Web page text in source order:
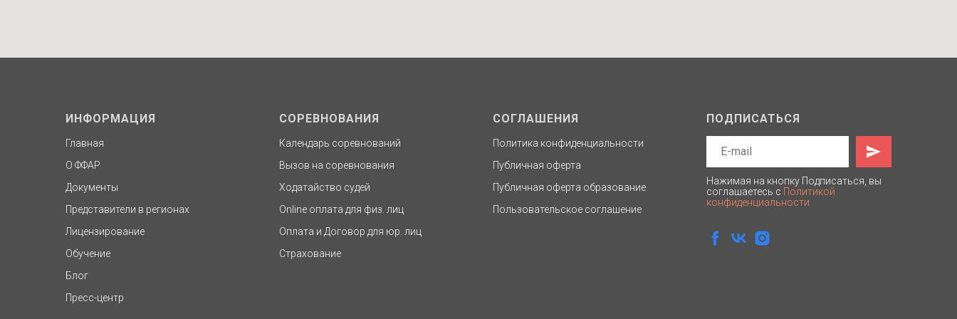
ИНФОРМАЦИЯ
Главная
О ФФАР
Документы
Представители в регионах
Лицензирование
Обучение
Блог
Пресс-центр
СОРЕВНОВАНИЯ
Календарь соревнований
Вызов на соревнования
Ходатайство судей
Online оплата для физ. лиц
Оплата и Договор для юр. лиц
Страхование
СОГЛАШЕНИЯ
Политика конфиденциальности
Публичная оферта
Публичная оферта образование
Пользовательское соглашение
ПОДПИСАТЬСЯ
Нажимая на кнопку Подписаться, вы
соглашаетесь с Политикой
конфиденциальности